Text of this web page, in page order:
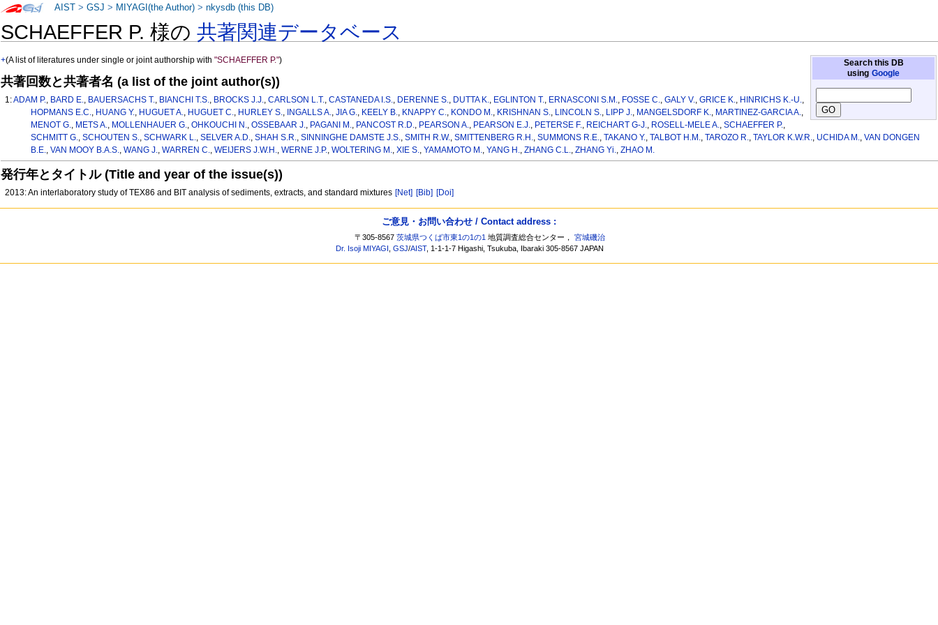
SCHAEFFER P. 様の共著関連データベース
Search this DB
using Google
+(A list of literatures under single or joint authorship with"SCHAEFFER P.")
共著回数と共著者名 (a list of the joint author(s))
1:ADAM P., BARD E., BAUERSACHS T., BIANCHI T.S., BROCKS J.J.,CARLSON L.T.,CASTANEDA I.S., DERENNE S., DUTTA K., EGLINTON T., ERNASCONI S.M., FOSSE C.,GALY V.,GRICE K., HINRICHS K.-U.,
HOPMANS E.C., HUANG Y., HUGUET A., HUGUET C., HURLEY S., INGALLS A., JIA G., KEELY B., KNAPPY C., KONDO M., KRISHNAN S., LINCOLN S., LIPP J., MANGELSDORF K., MARTINEZ-GARCIA A.,
MENOT G., METS A., MOLLENHAUER G., OHKOUCHI N., OSSEBAAR J., PAGANI M., PANCOST R.D., PEARSON A., PEARSON E.J., PETERSE F., REICHART G-J., ROSELL-MELE A., SCHAEFFER P.,
SCHMITT G., SCHOUTEN S., SCHWARK L., SELVER A.D., SHAH S.R., SINNINGHE DAMSTE J.S., SMITH R.W., SMITTENBERG R.H., SUMMONS R.E., TAKANO Y., TALBOT H.M., TAROZO R., TAYLOR K.W.R., UCHIDA M., VAN DONGEN
B.E., VAN MOOY B.A.S., WANG J., WARREN C., WEIJERS J.W.H., WERNE J.P., WOLTERING M., XIE S., YAMAMOTO M., YANG H., ZHANG C.L., ZHANG Yi., ZHAO M.
発行年とタイトル (Title and year of the issue(s))
2013: An interlaboratory study of TEX86 and BIT analysis of sediments, extracts, and standard mixtures [Net] [Bib] [Doi]
AIST >GSJ > MIYAGI(the Author) >nkysdb (this DB)
ご意見・お問い合わせ / Contact address :
〒305-8567茨城県つくば市東1の1の1 地質調査総合センター，宮城磯治
Dr. Isoji MIYAGI ,GSJ/AIST, 1-1-1-7 Higashi, Tsukuba, Ibaraki 305-8567 JAPAN